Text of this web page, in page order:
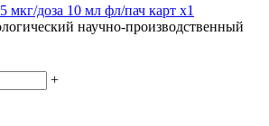
мкг/доза 10 мл фл/пач карт x1
научно-производственный
+